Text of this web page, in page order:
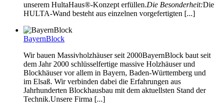
unserem HultaHaus®-Konzept erfüllen.Die Besonderheit:Die
HULTA-Wand besteht aus einzelnen vorgefertigten [...]
BayernBlock
Wir bauen Massivholzhäuser seit 2000BayernBlock baut seit
dem Jahr 2000 schlüsselfertige massive Holzhäuser und
Blockhäuser vor allem in Bayern, Baden-Württemberg und
im Elsaß. Wir verbinden dabei die Erfahrungen aus
Jahrhunderten Blockhausbau mit dem aktuellsten Stand der
Technik.Unsere Firma [...]